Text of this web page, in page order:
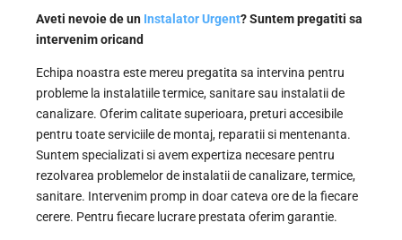
Aveti nevoie de un Instalator Urgent? Suntem pregatiti sa
intervenim oricand
Echipa noastra este mereu pregatita sa intervina pentru
probleme la instalatiile termice, sanitare sau instalatii de
canalizare. Oferim calitate superioara, preturi accesibile
pentru toate serviciile de montaj, reparatii si mentenanta.
Suntem specializati si avem expertiza necesare pentru
rezolvarea problemelor de instalatii de canalizare, termice,
sanitare. Intervenim promp in doar cateva ore de la fiecare
cerere. Pentru fiecare lucrare prestata oferim garantie.